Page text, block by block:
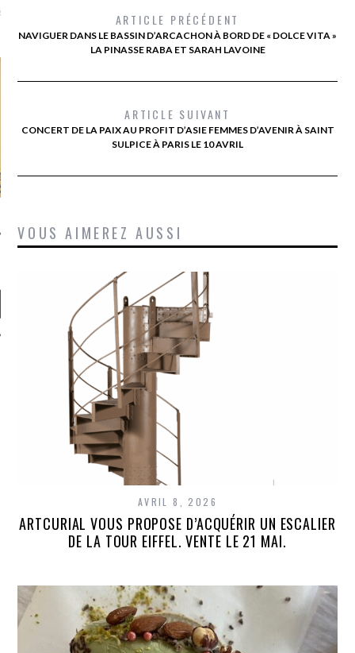
je ne parle presque que
ARTICLE PRÉCÉDENT
NAVIGUER DANS LE BASSIN D’ARCACHON À BORD DE « DOLCE VITA »
LA PINASSE RABA ET SARAH LAVOINE
ARTICLE SUIVANT
CONCERT DE LA PAIX AU PROFIT D’ASIE FEMMES D’AVENIR À SAINT
SULPICE À PARIS LE 10 AVRIL
VOUS AIMEREZ AUSSI
AVRIL 8, 2026
ARTCURIAL VOUS PROPOSE D’ACQUÉRIR UN ESCALIER
DE LA TOUR EIFFEL. VENTE LE 21 MAI.